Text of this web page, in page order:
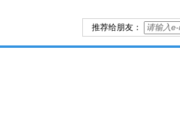
推荐给朋友：